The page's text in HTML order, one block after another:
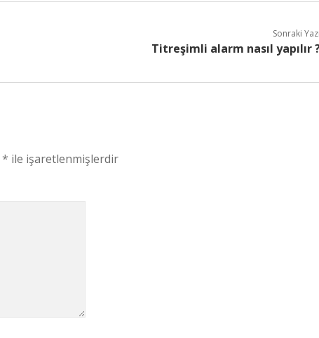
Sonraki
Titreşimli alarm nasıl yapılır
* ile işaretlenmişlerdir